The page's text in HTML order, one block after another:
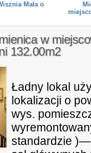
Mała o
w
132.00m2
Ładny lokal
lokalizacji o
wys.
standardzie